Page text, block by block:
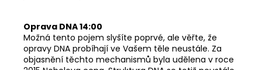
Oprava DNA 14:00
Možná tento pojem slyšíte poprvé, ale věřte, že
opravy DNA probíhají ve Vašem těle neustále. Za
objasnění těchto mechanismů byla udělena v roce